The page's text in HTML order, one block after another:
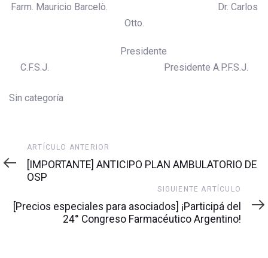
Farm. Mauricio Barcelò. Dr. Carlos
Otto.
Presidente
C.F.S.J. Presidente A.P.F.S.J.
Sin categoría
Artículo
anterior
ARTÍCULO ANTERIOR
[IMPORTANTE] ANTICIPO PLAN AMBULATORIO DE
OSP
artículo
SIGUIENTE ARTÍCULO
[Precios especiales para asociados] ¡Participá del
24° Congreso Farmacéutico Argentino!